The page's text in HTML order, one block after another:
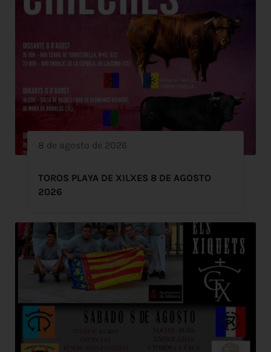
8 de agosto de 2026
TOROS PLAYA DE XILXES 8 DE AGOSTO
2026